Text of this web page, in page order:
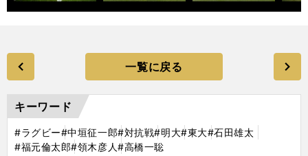
一覧に戻る
キーワード
#ラグビー#中垣征一郎#対抗戦#明大#東大#石田雄太
#福元倫太郎#領木彦人#高橋一聡